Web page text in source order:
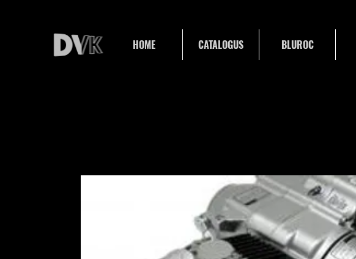
HOME CATALOGUS BLUROC